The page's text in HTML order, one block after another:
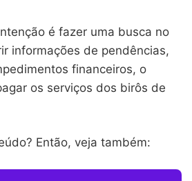
é fazer uma busca no
informações de pendências,
financeiros, o
os serviços dos birôs de
Então, veja também: